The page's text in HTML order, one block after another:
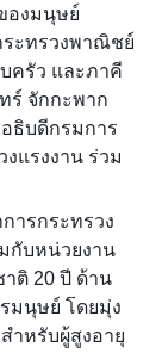
องมนุษย์
ระทรวงพาณิชย์
ครัว และภาคี
ร์ จักกะพาก
ธิบดีกรมการ
แรงงาน ร่วม
ารกระทรวง
กับหน่วยงาน
ติ 20 ปี ด้าน
มนุษย์ โดยมุ่ง
ำหรับผู้สูงอายุ